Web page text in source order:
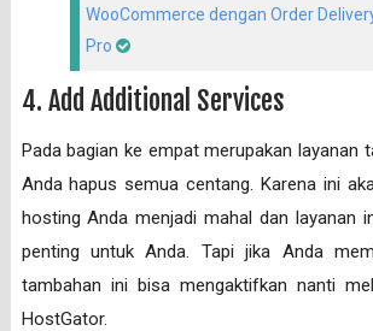
WooCommerce dengan Order
Pro
4. Add Additional Services
Pada bagian ke empat merupakan layanan
Anda hapus semua centang. Karena ini
hosting Anda menjadi mahal dan layanan
penting untuk Anda. Tapi jika Anda
tambahan ini bisa mengaktifkan nanti
HostGator.